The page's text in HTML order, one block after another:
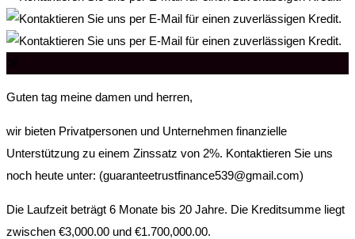
Guten tag meine damen und herren,
wir bieten Privatpersonen und Unternehmen finanzielle
Unterstützung zu einem Zinssatz von 2%. Kontaktieren Sie uns
noch heute unter: (guaranteetrustfinance539@gmail.com)
Die Laufzeit beträgt 6 Monate bis 20 Jahre. Die Kreditsumme liegt
zwischen €3,000.00 und €1.700,000.00.